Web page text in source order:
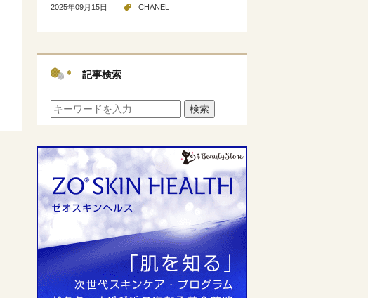
2025年09月15日 CHANEL
記事検索
検索